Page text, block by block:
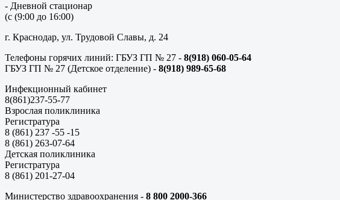
- Дневной стационар
(с (9:00 до 16:00)
г. Краснодар, ул. Трудовой Славы, д. 24
Телефоны горячих линий: ГБУЗ ГП № 27 - 8(918) 060-05-64
ГБУЗ ГП № 27 (Детское отделение) - 8(918) 989-65-68
Инфекционный кабинет
8(861)237-55-77
Взрослая поликлиника
Регистратура
8 (861) 237 -55 -15
8 (861) 263-07-64
Детская поликлиника
Регистратура
8 (861) 201-27-04
Министерство здравоохранения - 8 800 2000-366